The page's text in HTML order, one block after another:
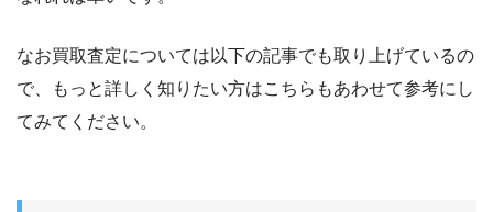
なお買取査定については以下の記事でも取り上げているの
で、もっと詳しく知りたい方はこちらもあわせて参考にし
てみてください。